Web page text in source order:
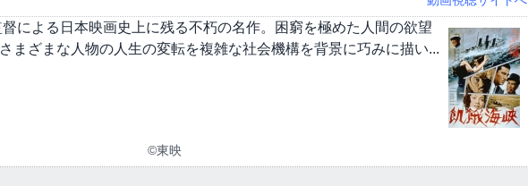
による日本映画史上に残る不朽の名作。困窮を極めた人間の欲望
まざまな人物の人生の変転を複雑な社会機構を背景に巧みに描い...
©東映